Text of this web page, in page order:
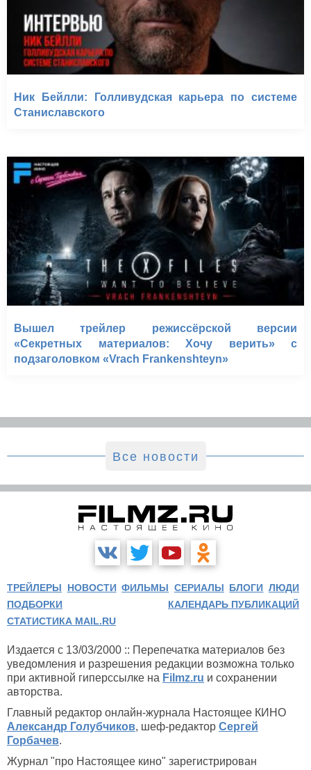
Ник Бейлли: Голливудская карьера по системе
Станиславского
Вышел трейлер режиссёрской версии
«Секретных материалов: Хочу верить» с
подзаголовком «Vrach Frankenshteyn»
Все новости
ТРЕЙЛЕРЫ НОВОСТИ ФИЛЬМЫ СЕРИАЛЫ БЛОГИ ЛЮДИ
ПОДБОРКИ
КАЛЕНДАРЬ ПУБЛИКАЦИЙ
СТАТИСТИКА MAIL.RU
Издается с 13/03/2000 :: Перепечатка материалов без
уведомления и разрешения редакции возможна только
при активной гиперссылке на Filmz.ru и сохранении
авторства.
Главный редактор онлайн-журнала Настоящее КИНО
Александр Голубчиков, шеф-редактор Сергей
Горбачев.
Журнал "про Настоящее кино" зарегистрирован